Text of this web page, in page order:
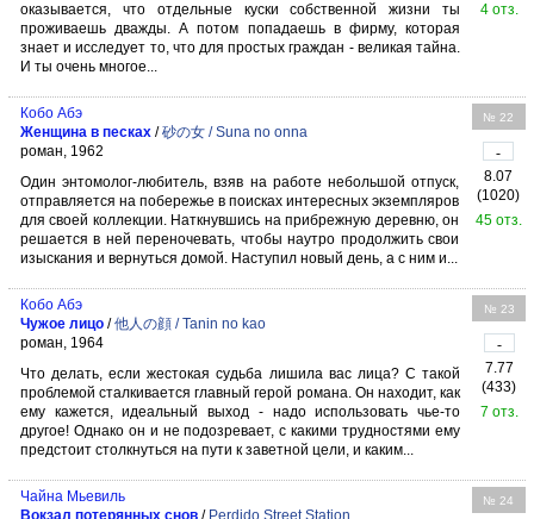
оказывается, что отдельные куски собственной жизни ты
проживаешь дважды. А потом попадаешь в фирму, которая
знает и исследует то, что для простых граждан - великая тайна.
И ты очень многое...
4 отз.
Кобо Абэ
Женщина в песках /砂の女 / Suna no onna
роман, 1962
Один энтомолог-любитель, взяв на работе небольшой отпуск,
отправляется на побережье в поисках интересных экземпляров
для своей коллекции. Наткнувшись на прибрежную деревню, он
решается в ней переночевать, чтобы наутро продолжить свои
изыскания и вернуться домой. Наступил новый день, а с ним и...
№ 22
-
8.07
(1020)
45 отз.
Кобо Абэ
Чужое лицо /他人の顔 / Tanin no kao
роман, 1964
Что делать, если жестокая судьба лишила вас лица? С такой
проблемой сталкивается главный герой романа. Он находит, как
ему кажется, идеальный выход - надо использовать чье-то
другое! Однако он и не подозревает, с какими трудностями ему
предстоит столкнуться на пути к заветной цели, и каким...
№ 23
-
7.77
(433)
7 отз.
Чайна Мьевиль
Вокзал потерянных снов / Perdido Street Station
№ 24